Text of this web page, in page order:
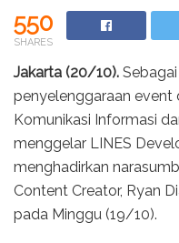
550
SHARES
Jakarta (20/10).
penyelenggaraan event
Komunikasi Informasi
menggelar LINES
menghadirkan
Content Creator, Ryan
pada Minggu (19/10).